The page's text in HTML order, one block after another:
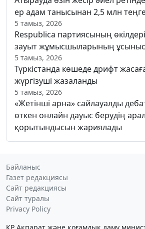
ер адам танысынан 2,5 млн
5 тамыз, 2026
Respublica партиясының
зауыт жұмысшыларының
5 тамыз, 2026
Түркістанда көшеде дрифт
жүргізуші жазаланды
5 тамыз, 2026
«Жетінші арна» сайлауалды
өткен онлайн дауыс берудің
қорытындысын жариялады
Байланыс
Газет редакциясы
Сайт редакциясы
Сайт туралы
Privacy Policy
ҚР Ақпарат және қоғамдық даму